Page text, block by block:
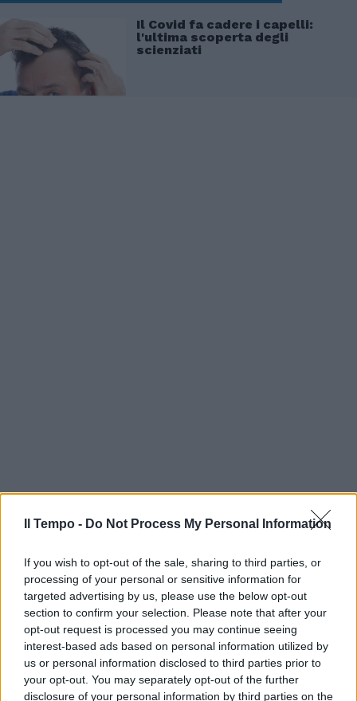
Il Tempo - Do Not Process My Personal Information
If you wish to opt-out of the sale, sharing to third parties, or
processing of your personal or sensitive information for
targeted advertising by us, please use the below opt-out
section to confirm your selection. Please note that after your
opt-out request is processed you may continue seeing
interest-based ads based on personal information utilized by
us or personal information disclosed to third parties prior to
your opt-out. You may separately opt-out of the further
disclosure of your personal information by third parties on the
Il Covid fa cadere i capelli:
l'ultima scoperta degli
scienziati